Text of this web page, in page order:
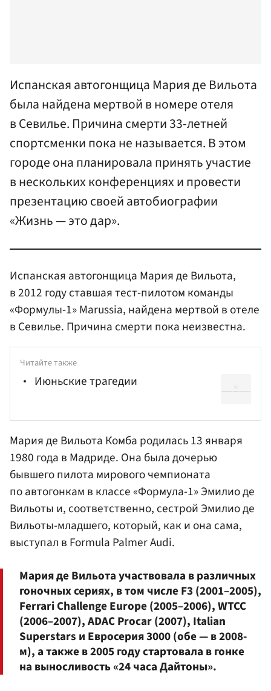
Испанская автогонщица Мария де Вильота
была найдена мертвой в номере отеля
в Севилье. Причина смерти 33-летней
спортсменки пока не называется. В этом
городе она планировала принять участие
в нескольких конференциях и провести
презентацию своей автобиографии
«Жизнь — это дар».
Испанская автогонщица Мария де Вильота,
в 2012 году ставшая тест-пилотом команды
«Формулы-1» Marussia, найдена мертвой в отеле
в Севилье. Причина смерти пока неизвестна.
Читайте также
Июньские трагедии
Мария де Вильота Комба родилась 13 января
1980 года в Мадриде. Она была дочерью
бывшего пилота мирового чемпионата
по автогонкам в классе «Формула-1» Эмилио де
Вильоты и, соответственно, сестрой Эмилио де
Вильоты-младшего, который, как и она сама,
выступал в Formula Palmer Audi.
Мария де Вильота участвовала в различных
гоночных сериях, в том числе F3 (2001–2005),
Ferrari Challenge Europe (2005–2006), WTCC
(2006–2007), ADAC Procar (2007), Italian
Superstars и Евросерия 3000 (обе — в 2008-
м), а также в 2005 году стартовала в гонке
на выносливость «24 часа Дайтоны».